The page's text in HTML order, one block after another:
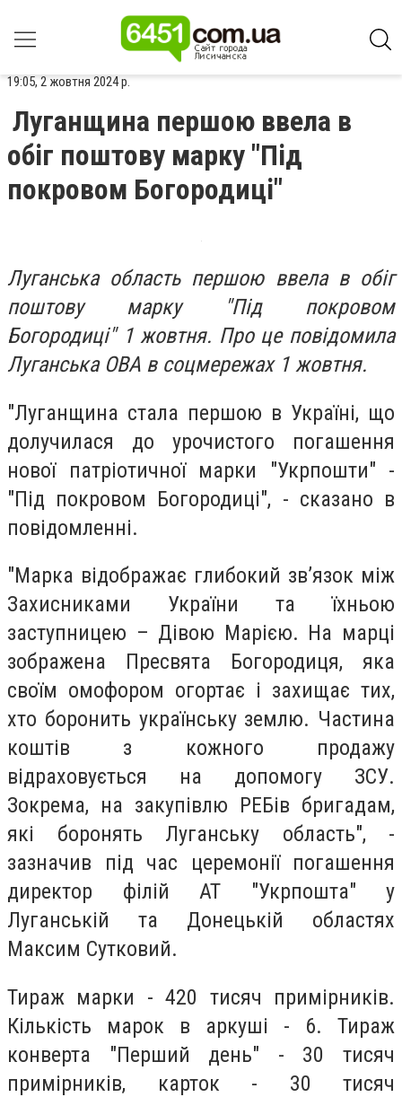
19:05, 2 жовтня 2024 р.
Луганщина першою ввела в
обіг поштову марку "Під
покровом Богородиці"
Луганська область першою ввела в обіг
поштову марку "Під покровом
Богородиці" 1 жовтня. Про це повідомила
Луганська ОВА в соцмережах 1 жовтня.
"Луганщина стала першою в Україні, що
долучилася до урочистого погашення
нової патріотичної марки "Укрпошти" -
"Під покровом Богородиці", - сказано в
повідомленні.
"Марка відображає глибокий зв’язок між
Захисниками України та їхньою
заступницею – Дівою Марією. На марці
зображена Пресвята Богородиця, яка
своїм омофором огортає і захищає тих,
хто боронить українську землю. Частина
коштів з кожного продажу
відраховується на допомогу ЗСУ.
Зокрема, на закупівлю РЕБів бригадам,
які боронять Луганську область", -
зазначив під час церемонії погашення
директор філій АТ "Укрпошта" у
Луганській та Донецькій областях
Максим Сутковий.
Тираж марки - 420 тисяч примірників.
Кількість марок в аркуші - 6. Тираж
конверта "Перший день" - 30 тисяч
примірників, карток - 30 тисяч